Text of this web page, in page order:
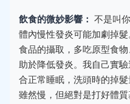
飲食的微妙影響： 不是叫
體內慢性發炎可能加劇掉
食品的攝取，多吃原型食
助於降低發炎。我自己實
合正常睡眠，洗頭時的掉
雖然慢，但絕對是打好體質